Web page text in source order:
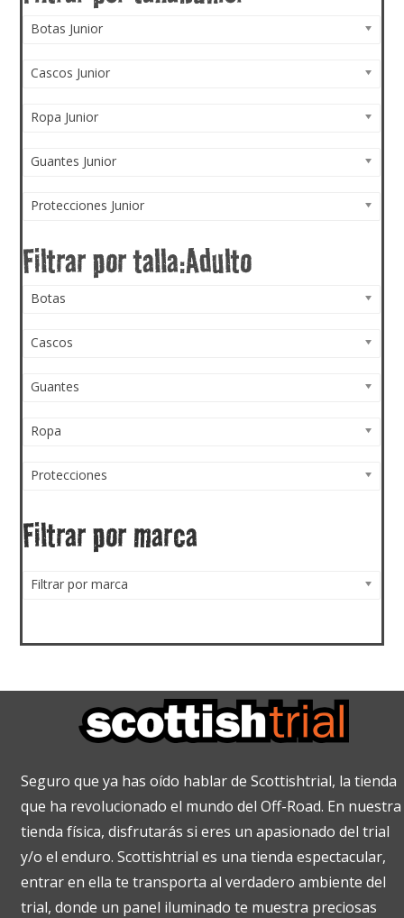
Botas Junior
Cascos Junior
Ropa Junior
Guantes Junior
Protecciones Junior
Botas
Cascos
Guantes
Ropa
Protecciones
Filtrar por marca
Filtrar por marca
Seguro que ya has oído hablar de Scottishtrial, la tienda
que ha revolucionado el mundo del Off-Road. En nuestra
tienda física, disfrutarás si eres un apasionado del trial
y/o el enduro. Scottishtrial es una tienda espectacular,
entrar en ella te transporta al verdadero ambiente del
trial, donde un panel iluminado te muestra preciosas